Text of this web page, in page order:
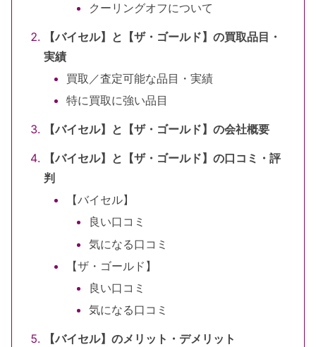
クーリングオフについて
【バイセル】と【ザ・ゴールド】の買取品目・
実績
買取／査定可能な品目・実績
特に買取に強い品目
【バイセル】と【ザ・ゴールド】の会社概要
【バイセル】と【ザ・ゴールド】の口コミ・評
判
【バイセル】
良い口コミ
気になる口コミ
【ザ・ゴールド】
良い口コミ
気になる口コミ
【バイセル】のメリット・デメリット